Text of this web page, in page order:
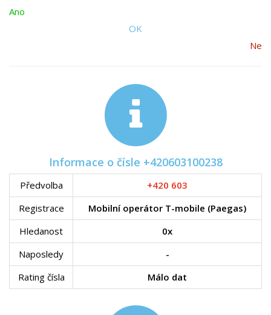
Ano
OK
Ne
Informace o čísle +420603100238
Předvolba
+420 603
Registrace
Mobilní operátor T-mobile (Paegas)
Hledanost
0x
Naposledy
-
Rating čísla
Málo dat